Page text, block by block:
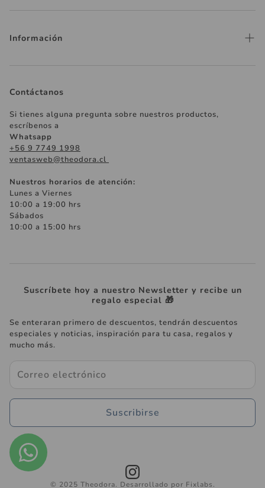
Decoración
Floreros y Macetas
Pañuelos y Accesorios
Regalos Especiales
Papelería
Regalos de Matrimonio
Información
Despachos
Políticas de Cambios
Términos y Condiciones
Contáctanos
Si tienes alguna pregunta sobre nuestros productos,
escríbenos a
Whatsapp
+56 9 7749 1998
ventasweb@theodora.cl
Nuestros horarios de atención:
Lunes a Viernes
10:00 a 19:00 hrs
Sábados
10:00 a 15:00 hrs
Suscríbete hoy a nuestro Newsletter y recibe un
regalo especial 🎁
Se enteraran primero de descuentos, tendrán descuentos
especiales y noticias, inspiración para tu casa, regalos y
mucho más.
Suscribirse
© 2025 Theodora. Desarrollado por Fixlabs.